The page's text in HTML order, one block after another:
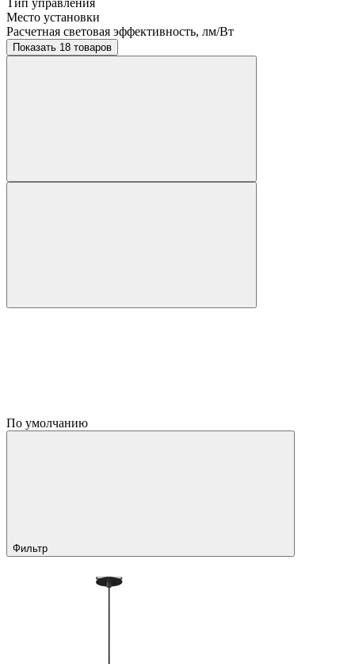
Тип управления
Место установки
Расчетная световая эффективность, лм/Вт
Показать 18 товаров
По умолчанию
Фильтр